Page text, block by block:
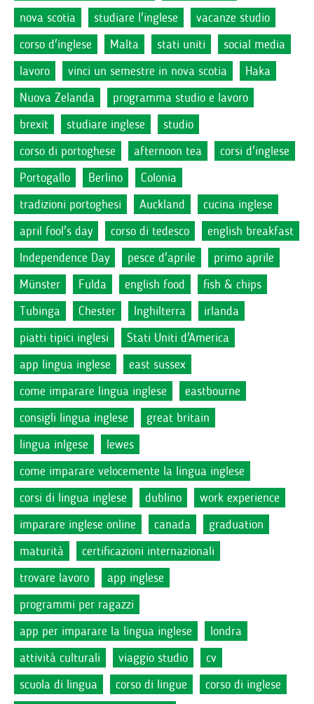
nova scotia
studiare l'inglese
vacanze studio
corso d'inglese
Malta stati uniti
social media
lavoro
vinci un semestre in nova scotia
Haka
Nuova Zelanda
programma studio e lavoro
brexit
studiare inglese
studio
corso di portoghese
afternoon tea
corsi d'inglese
Portogallo
Berlino
Colonia
tradizioni portoghesi
Auckland
cucina inglese
april fool's day
corso di tedesco
english breakfast
Independence Day
pesce d'aprile
primo aprile
Münster
Fulda english food
fish & chips
Tubinga
Chester Inghilterra
irlanda
piatti tipici inglesi
Stati Uniti d'America
app lingua inglese
east sussex
come imparare lingua inglese
eastbourne
consigli lingua inglese
great britain
lingua inlgese
lewes
come imparare velocemente la lingua inglese
corsi di lingua inglese
dublino
work experience
imparare inglese online
canada
graduation
maturità
certificazioni internazionali
trovare lavoro
app inglese
programmi per ragazzi
app per imparare la lingua inglese
londra
attività culturali
viaggio studio
cv
scuola di lingua
corso di lingue
corso di inglese